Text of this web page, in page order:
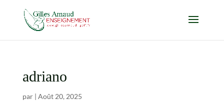
adriano
par | Août 20, 2025